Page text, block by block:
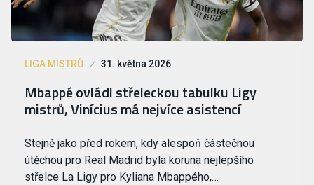
LIGA MISTRŮ 31. května 2026
Mbappé ovládl střeleckou tabulku Ligy
mistrů, Vinícius má nejvíce asistencí
Stejně jako před rokem, kdy alespoň částečnou
útěchou pro Real Madrid byla koruna nejlepšího
střelce La Ligy pro Kyliana Mbappého,…